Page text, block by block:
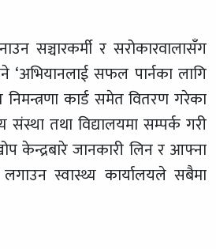
सञ्चारकर्मी र सरोकारवालासँग
‘अभियानलाई सफल पार्नका लागि
कार्ड समेत वितरण गरेका
संस्था तथा विद्यालयमा सम्पर्क गरी
केन्द्रबारे जानकारी लिन र आफ्ना
स्वास्थ्य कार्यालयले सबैमा